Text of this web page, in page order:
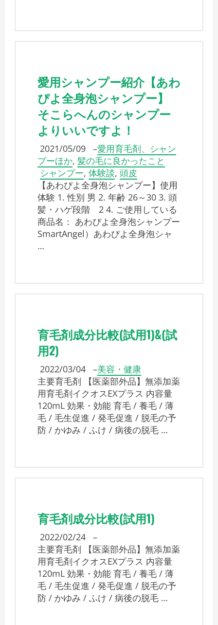
愛用シャンプー紹介【あわ
ぴよ全身泡シャンプー】
そこらへんのシャンプー
よりいいですよ！
2021/05/09 –愛用育毛剤、シャン
プーほか, 髪の毛に良かったこと
シャンプー, 体験談, 頭皮
【あわぴよ全身泡シャンプー】使用
体験 1. 性別 男 2. 年齢 26～30 3. 頭
髪・ハゲ段階 2 4. ご使用している
商品名： あわぴよ全身泡シャンプー
SmartAngel）あわぴよ全身泡シャ
…
育毛剤成分比較(試用1)&(試
用2)
2022/03/04 –美容・健康
主要育毛剤 【医薬部外品】無添加薬
用育毛剤イクオスEXプラス 内容量
120mL 効果・効能 育毛 / 養毛 / 薄
毛 / 毛生促進 / 発毛促進 / 脱毛の予
防 / かゆみ / ふけ / 病後の脱毛 …
育毛剤成分比較(試用1)
2022/02/24
–
主要育毛剤 【医薬部外品】無添加薬
用育毛剤イクオスEXプラス 内容量
120mL 効果・効能 育毛 / 養毛 / 薄
毛 / 毛生促進 / 発毛促進 / 脱毛の予
防 / かゆみ / ふけ / 病後の脱毛 …